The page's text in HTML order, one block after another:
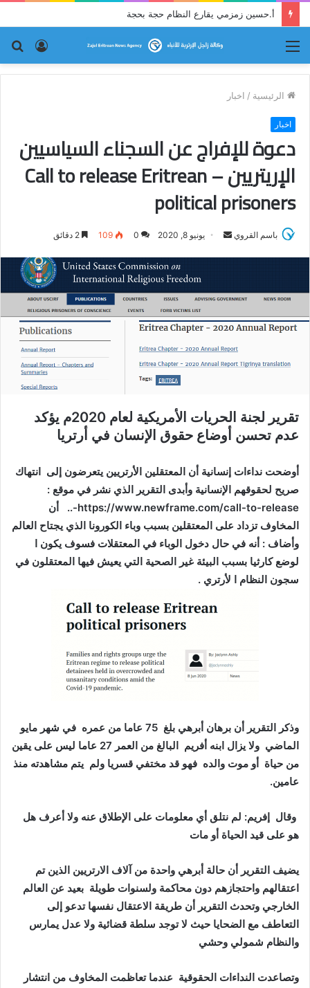
أ.حسين زمزمي يقارع النظام حجة بحجة
تسجيل
الدخول
الرئيسية / اخبار
اخبار
دعوة للإفراج عن السجناء السياسيين
الإريتريين – Call to release Eritrean
political prisoners
باسم القروي
ب
ر
د
ا
ك
ت
ن
ي
يونيو 8, 2020 0
109
تقرير لجنة الحريات الأمريكية لعام 2020م يؤكد
عدم تحسن أوضاع حقوق الإنسان في أرتريا
أوضحت نداءات إنسانية أن المعتقلين الأرتريين يتعرضون إلى انتهاك
صريح لحقوقهم الإنسانية وأبدى التقرير الذي نشر في موقع :
https://www.newframe.com/call-to-release-.. أن
المخاوف تزداد على المعتقلين بسبب وباء الكورونا الذي يجتاح العالم
وأضاف : أنه في حال دخول الوباء في المعتقلات فسوف يكون ا
لوضع كارثيا بسبب البيئة غير الصحية التي يعيش فيها المعتقلون في
سجون النظام ا لأرتري .
وذكر التقرير أن برهان أبرهي بلغ 75 عاما من عمره في شهر مايو
الماضي ولا يزال ابنه أفريم البالغ من العمر 27 عاما ليس على يقين
من حياة أو موت والده فهو قد مختفي قسريا ولم يتم مشاهدته منذ
عامين.
وقال إفريم: لم نتلق أي معلومات على الإطلاق عنه ولا أعرف هل
هو على قيد الحياة أو مات
يضيف التقرير أن حالة أبرهي واحدة من آلاف الارتريين الذين تم
اعتقالهم واحتجازهم دون محاكمة ولسنوات طويلة بعيد عن العالم
الخارجي وتحدث التقرير أن طريقة الاعتقال نفسها تدعو إلى
التعاطف مع الضحايا حيث لا توجد سلطة قضائية ولا عدل يمارس
والنظام شمولي وحشي
وتصاعدت النداءات الحقوقية عندما تعاظمت المخاوف من انتشار